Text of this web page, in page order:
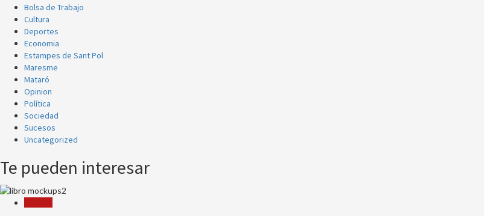
Bolsa de Trabajo
Cultura
Deportes
Economia
Estampes de Sant Pol
Maresme
Mataró
Opinion
Política
Sociedad
Sucesos
Uncategorized
Te pueden interesar